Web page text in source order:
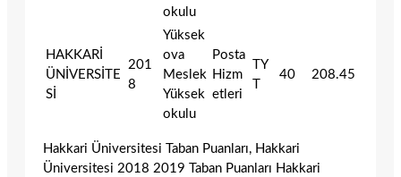
okulu
HAKKARİ
ÜNİVERSİTE
Sİ
201
8
Yüksek
ova
Meslek
Yüksek
okulu
Posta
Hizm
etleri
TY
T
40 208.45
Hakkari Üniversitesi Taban Puanları, Hakkari
Üniversitesi 2018 2019 Taban Puanları Hakkari